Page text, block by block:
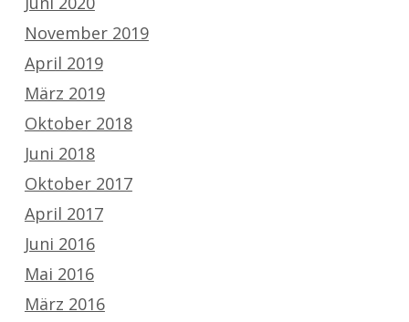
November 2019
April 2019
März 2019
Oktober 2018
Juni 2018
Oktober 2017
April 2017
Juni 2016
Mai 2016
März 2016